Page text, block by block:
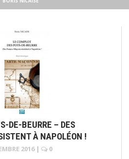
DE-BEURRE – DES
À NAPOLÉON !
2016 |
0